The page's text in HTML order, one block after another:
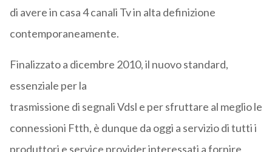
di avere in casa 4 canali Tv in alta definizione
contemporaneamente.
Finalizzato a dicembre 2010, il nuovo standard,
essenziale per la
trasmissione di segnali Vdsl e per sfruttare al meglio le
connessioni Ftth, è dunque da oggi a servizio di tutti i
produttori e service provider interessati a fornire